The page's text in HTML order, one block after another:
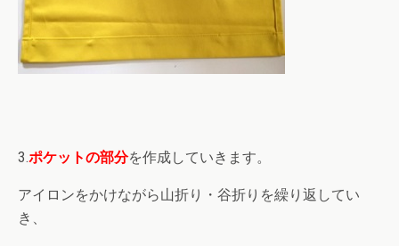
3.ポケットの部分を作成していきます。
アイロンをかけながら山折り・谷折りを繰り返してい
き、